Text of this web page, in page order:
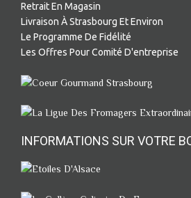
Retrait En Magasin
Livraison À Strasbourg Et Environ
Le Programme De Fidélité
Les Offres Pour Comité D'entreprise
INFORMATIONS SUR VOTRE